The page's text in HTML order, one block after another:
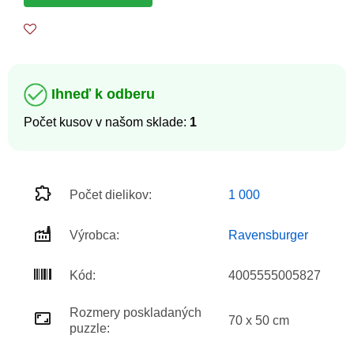
Ihneď k odberu
Počet kusov v našom sklade: 1
Počet dielikov: 1 000
Výrobca: Ravensburger
Kód: 4005555005827
Rozmery poskladaných
puzzle:
70 x 50 cm